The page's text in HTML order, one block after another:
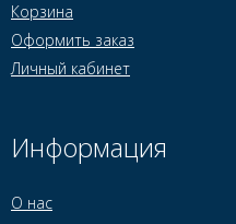
Корзина
Оформить заказ
Личный кабинет
Информация
О нас